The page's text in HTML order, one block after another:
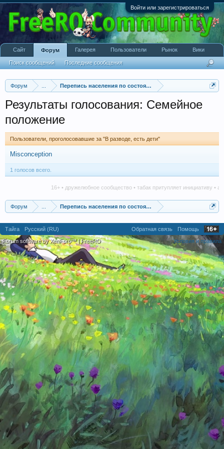
Войти или зарегистрироваться
Форум Перепись населения по состоянию брака
Результаты голосования: Семейное
положение
Пользователи, проголосовавшие за "В разводе, есть дети"
Misconception
1 голосов всего.
16+ • дружелюбное сообщество • табак притупляет инициативу •
Форум Перепись населения по состоянию брака
Сайт Форум
Поиск сообщений Последние сообщения
Галерея Пользователи Рынок Вики
Тайга Русский (RU) Обратная связь
Помощь
Условия и правила
Forum software by XenForo™|FreeRO